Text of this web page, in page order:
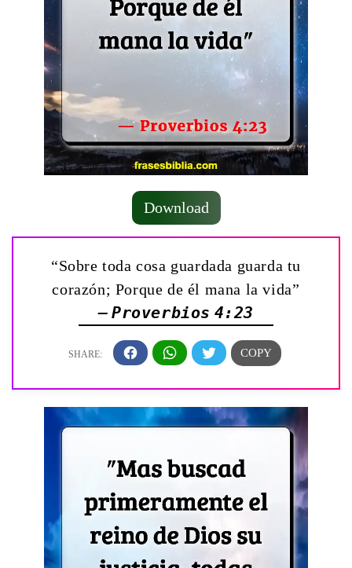
Download
“Sobre toda cosa guardada guarda tu
corazón; Porque de él mana la vida”
— Proverbios 4:23